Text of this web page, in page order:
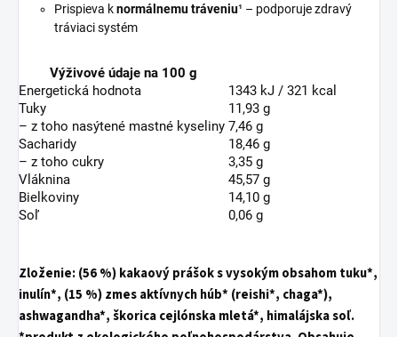
Prispieva knormálnemu tráveniu¹ – podporuje zdravý
tráviaci systém
Výživové údaje na 100 g
Energetická hodnota
1343 kJ / 321 kcal
Tuky
11,93 g
– z toho nasýtené mastné kyseliny 7,46 g
Sacharidy
18,46 g
– z toho cukry
3,35 g
Vláknina
45,57 g
Bielkoviny
14,10 g
Soľ
0,06 g
Zloženie:(56 %) kakaový prášok s vysokým obsahom tuku*,
inulín*, (15 %) zmes aktívnych húb* (reishi*, chaga*),
ashwagandha*, škorica cejlónska mletá*, himalájska soľ.